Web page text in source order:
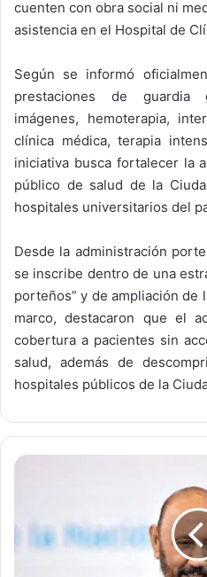
cuenten con obra social ni
asistencia en el Hospital de
Según se informó
prestaciones de guardia
imágenes, hemoterapia,
clínica médica, terapia
iniciativa busca fortalecer la
público de salud de la
hospitales universitarios del
Desde la administración
se inscribe dentro de una
porteños” y de ampliación de
marco, destacaron que el
cobertura a pacientes sin
salud, además de
hospitales públicos de la
P